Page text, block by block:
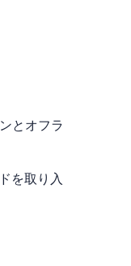
とオフラ
を取り入